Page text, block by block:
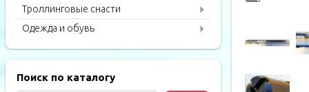
Троллинговые снасти
Одежда и обувь
Поиск по каталогу